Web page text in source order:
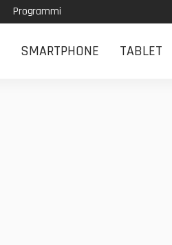
Programmi
SMARTPHONE TABLET